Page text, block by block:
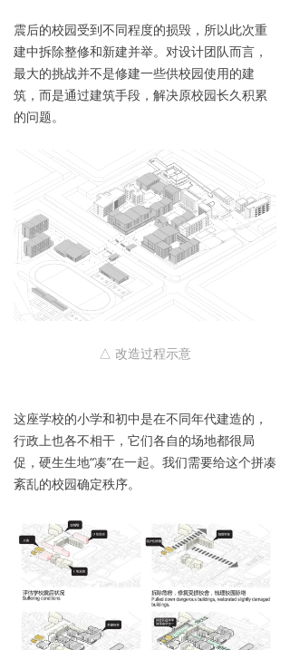
震后的校园受到不同程度的损毁，所以此次重
建中拆除整修和新建并举。对设计团队而言，
最大的挑战并不是修建一些供校园使用的建
筑，而是通过建筑手段，解决原校园长久积累
的问题。
△ 改造过程示意
这座学校的小学和初中是在不同年代建造的，
行政上也各不相干，它们各自的场地都很局
促，硬生生地“凑”在一起。我们需要给这个拼凑
紊乱的校园确定秩序。